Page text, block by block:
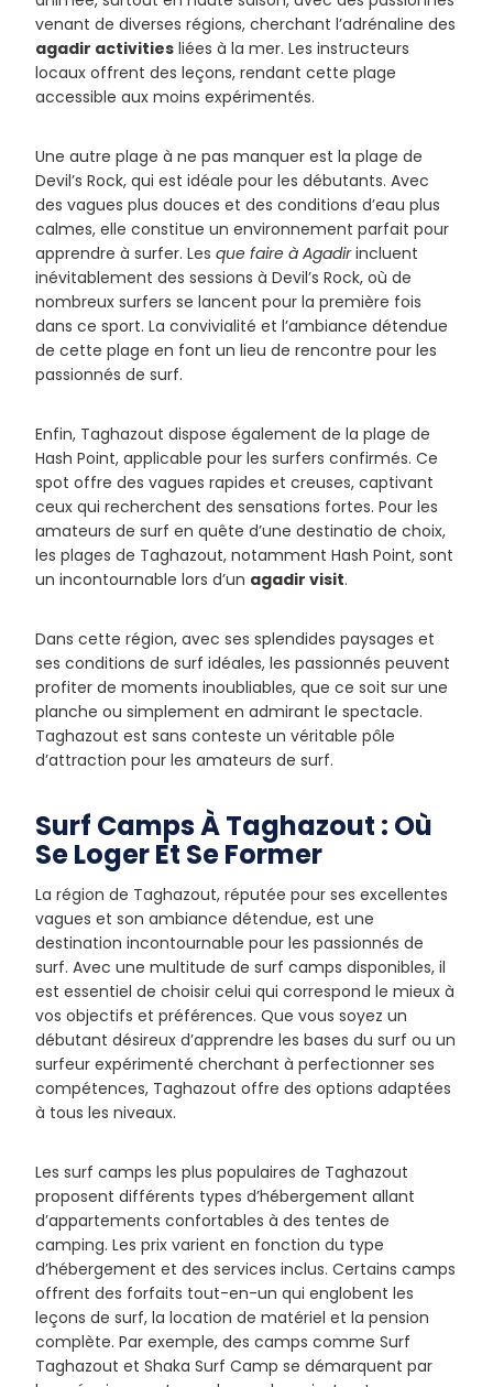
venant de diverses régions, cherchant l’adrénaline des
agadir activities liées à la mer. Les instructeurs
locaux offrent des leçons, rendant cette plage
accessible aux moins expérimentés.
Une autre plage à ne pas manquer est la plage de
Devil’s Rock, qui est idéale pour les débutants. Avec
des vagues plus douces et des conditions d’eau plus
calmes, elle constitue un environnement parfait pour
apprendre à surfer. Les que faire à Agadirincluent
inévitablement des sessions à Devil’s Rock, où de
nombreux surfers se lancent pour la première fois
dans ce sport. La convivialité et l’ambiance détendue
de cette plage en font un lieu de rencontre pour les
passionnés de surf.
Enfin, Taghazout dispose également de la plage de
Hash Point, applicable pour les surfers confirmés. Ce
spot offre des vagues rapides et creuses, captivant
ceux qui recherchent des sensations fortes. Pour les
amateurs de surf en quête d’une destinatio de choix,
les plages de Taghazout, notamment Hash Point, sont
un incontournable lors d’un agadir visit.
Dans cette région, avec ses splendides paysages et
ses conditions de surf idéales, les passionnés peuvent
profiter de moments inoubliables, que ce soit sur une
planche ou simplement en admirant le spectacle.
Taghazout est sans conteste un véritable pôle
d’attraction pour les amateurs de surf.
Surf Camps À Taghazout : Où
Se Loger Et Se Former
La région de Taghazout, réputée pour ses excellentes
vagues et son ambiance détendue, est une
destination incontournable pour les passionnés de
surf. Avec une multitude de surf camps disponibles, il
est essentiel de choisir celui qui correspond le mieux à
vos objectifs et préférences. Que vous soyez un
débutant désireux d’apprendre les bases du surf ou un
surfeur expérimenté cherchant à perfectionner ses
compétences, Taghazout offre des options adaptées
à tous les niveaux.
Les surf camps les plus populaires de Taghazout
proposent différents types d’hébergement allant
d’appartements confortables à des tentes de
camping. Les prix varient en fonction du type
d’hébergement et des services inclus. Certains camps
offrent des forfaits tout-en-un qui englobent les
leçons de surf, la location de matériel et la pension
complète. Par exemple, des camps comme Surf
Taghazout et Shaka Surf Camp se démarquent par